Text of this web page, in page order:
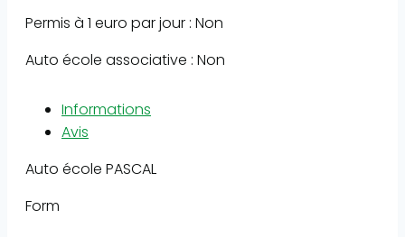
Permis à 1 euro par jour : Non
Auto école associative : Non
Informations
Avis
Auto école PASCAL
Form